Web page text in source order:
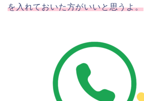
を入れておいた方がいいと思うよ。